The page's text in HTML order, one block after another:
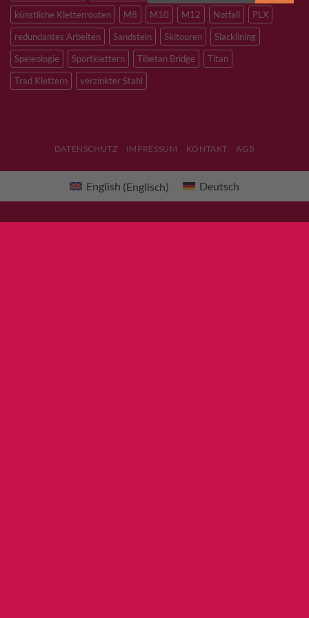
künstliche Kletterrouten M8 M10 M12 Notfall
PLX
redundantes Arbeiten
Sandstein Skitouren
Slacklining
Speleologie
Sportklettern Tibetan Bridge
Titan
Trad Klettern
verzinkter Stahl
DATENSCHUTZ IMPRESSUM KONTAKT AGB
English (Englisch) Deutsch